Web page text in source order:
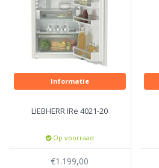
Informatie
LIEBHERR IRe 4021-20
Op voorraad
€1.199,00